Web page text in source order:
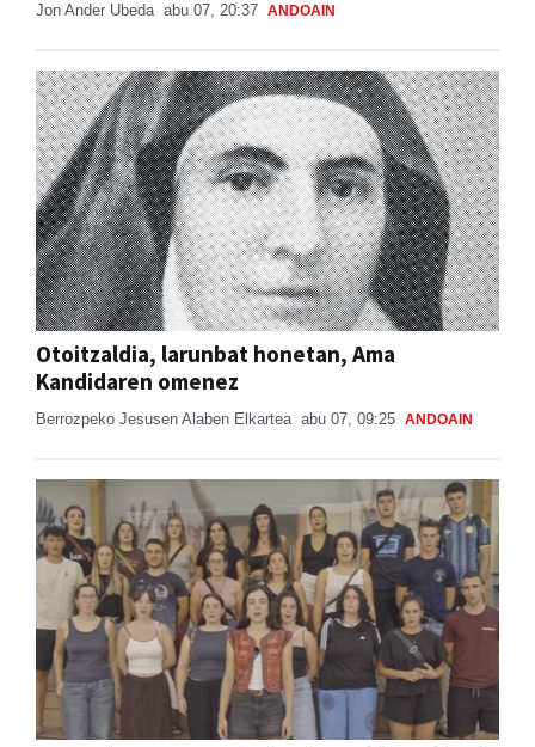
Jon Ander Ubeda abu 07, 20:37 ANDOAIN
Otoitzaldia, larunbat honetan, Ama
Kandidaren omenez
Berrozpeko Jesusen Alaben Elkartea abu 07, 09:25 ANDOAIN